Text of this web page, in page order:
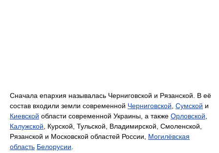
Сначала епархия называлась Черниговской и Рязанской. В её
состав входили земли современной Черниговской Сумской и
Киевской области современной Украины, а также Орловской
Калужской , Курской, Тульской, Владимирской, Смоленской,
Рязанской и Московской областей России, Могилёвская
область Белорусии